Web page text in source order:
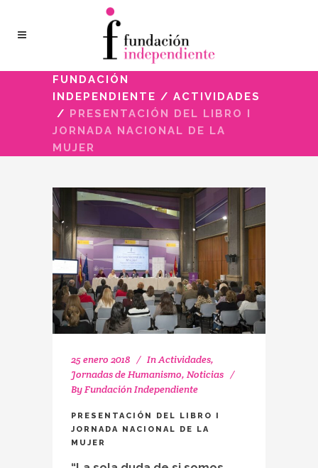
FUNDACIÓN
INDEPENDIENTE / ACTIVIDADES
/ PRESENTACIÓN DEL LIBRO I
JORNADA NACIONAL DE LA
MUJER
25 enero 2018 InActividades,
Jornadas de Humanismo, Noticias
ByFundación Independiente
PRESENTACIÓN DEL LIBRO I
JORNADA NACIONAL DE LA
MUJER